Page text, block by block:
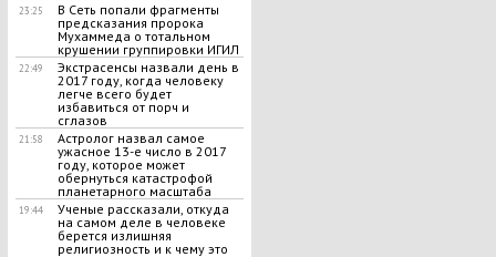
23:25
В Сеть попали фрагменты
предсказания пророка
Мухаммеда о тотальном
крушении группировки ИГИЛ
22:49
Экстрасенсы назвали день в
2017 году, когда человеку
легче всего будет
избавиться от порч и
сглазов
21:58
Астролог назвал самое
ужасное 13-е число в 2017
году, которое может
обернуться катастрофой
планетарного масштаба
19:44
Ученые рассказали, откуда
на самом деле в человеке
берется излишняя
религиозность и к чему это